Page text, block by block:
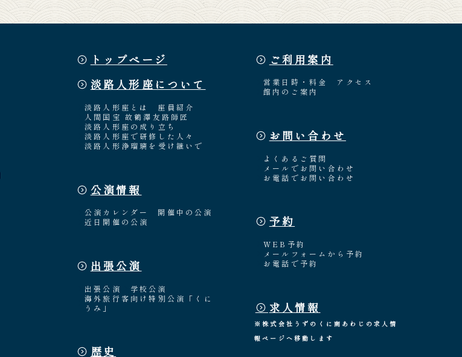
トップページ
淡路人形座について
淡路人形座とは
座員紹介
人間国宝 故鶴澤友路師匠
淡路人形座の成り立ち
淡路人形座で研修した人々
淡路人形浄瑠璃を受け継いで
公演情報
公演カレンダー
開催中の公演
近日開催の公演
出張公演
出張公演
学校公演
海外旅行客向け特別公演「くに
うみ」
歴史
ご利用案内
営業日時・料金
アクセス
館内のご案内
お問い合わせ
よくあるご質問
メールでお問い合わせ
お電話でお問い合わせ
予約
WEB予約
メールフォームから予約
お電話で予約
求人情報
※株式会社うずのくに南あわじの求人情
報ページへ移動します